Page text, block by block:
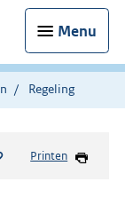
Menu
Regeling
Printen